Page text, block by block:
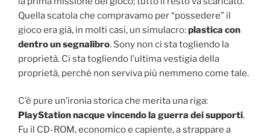
Quella scatola che compravamo per “possedere” il
gioco era già, in molti casi, un simulacro:plastica con
dentro un segnalibro. Sony non ci sta togliendo la
proprietà. Ci sta togliendo l’ultima vestigia della
proprietà, perché non serviva più nemmeno come tale.
C’è pure un’ironia storica che merita una riga:
PlayStation nacque vincendo la guerra dei supporti.
Fu il CD-ROM, economico e capiente, a strappare a